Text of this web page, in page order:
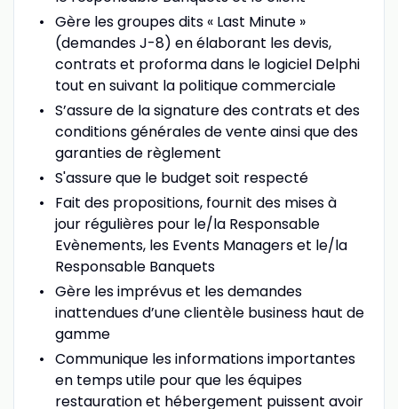
Gère les groupes dits « Last Minute »
(demandes J-8) en élaborant les devis,
contrats et proforma dans le logiciel Delphi
tout en suivant la politique commerciale
S’assure de la signature des contrats et des
conditions générales de vente ainsi que des
garanties de règlement
S'assure que le budget soit respecté
Fait des propositions, fournit des mises à
jour régulières pour le/la Responsable
Evènements, les Events Managers et le/la
Responsable Banquets
Gère les imprévus et les demandes
inattendues d’une clientèle business haut de
gamme
Communique les informations importantes
en temps utile pour que les équipes
restauration et hébergement puissent avoir